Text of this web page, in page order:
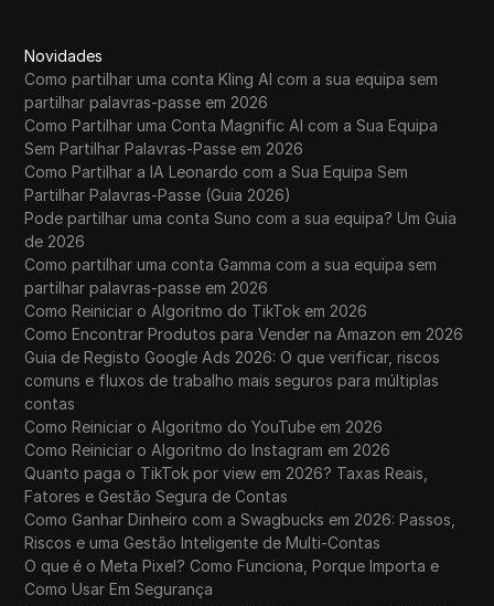
Novidades
Como partilhar uma conta Kling AI com a sua equipa sem
partilhar palavras-passe em 2026
Como Partilhar uma Conta Magnific AI com a Sua Equipa
Sem Partilhar Palavras-Passe em 2026
Como Partilhar a IA Leonardo com a Sua Equipa Sem
Partilhar Palavras-Passe (Guia 2026)
Pode partilhar uma conta Suno com a sua equipa? Um Guia
de 2026
Como partilhar uma conta Gamma com a sua equipa sem
partilhar palavras-passe em 2026
Como Reiniciar o Algoritmo do TikTok em 2026
Como Encontrar Produtos para Vender na Amazon em 2026
Guia de Registo Google Ads 2026: O que verificar, riscos
comuns e fluxos de trabalho mais seguros para múltiplas
contas
Como Reiniciar o Algoritmo do YouTube em 2026
Como Reiniciar o Algoritmo do Instagram em 2026
Quanto paga o TikTok por view em 2026? Taxas Reais,
Fatores e Gestão Segura de Contas
Como Ganhar Dinheiro com a Swagbucks em 2026: Passos,
Riscos e uma Gestão Inteligente de Multi-Contas
O que é o Meta Pixel? Como Funciona, Porque Importa e
Como Usar Em Segurança